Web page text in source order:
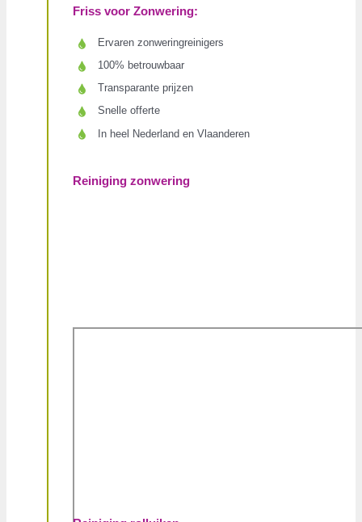
Friss voor Zonwering:
Ervaren zonweringreinigers
100% betrouwbaar
Transparante prijzen
Snelle offerte
In heel Nederland en Vlaanderen
Reiniging zonwering